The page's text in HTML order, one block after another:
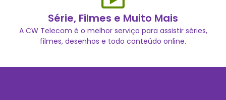
Série, Filmes e Muito Mais
A CW Telecom é o melhor serviço para assistir séries,
filmes, desenhos e todo conteúdo online.